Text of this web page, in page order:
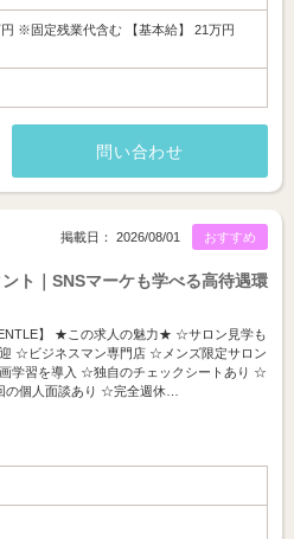
※固定残業代含む 【基本給】 21万円
問い合わせ
おすすめ
掲載日： 2026/08/01
ト｜SNSマーケも学べる高待遇環
】 ★この求人の魅力★ ☆サロン見学も
☆ビジネスマン専門店 ☆メンズ限定サロン
学習を導入 ☆独自のチェックシートあり ☆
の個人面談あり ☆完全週休…